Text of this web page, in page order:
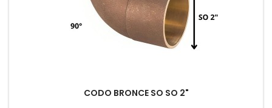
CODO BRONCE SO SO 2"